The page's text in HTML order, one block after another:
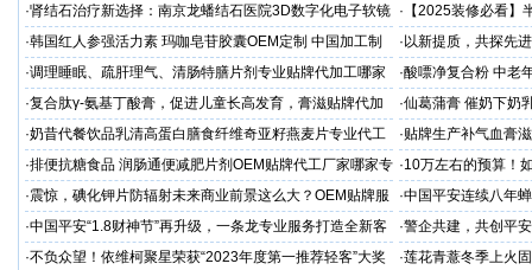
学备考之路
·肾结石治疗新选择：南京龙蟠结石医院3D数字化电子软镜
保肾取石术
· 【2025装修必看
你省下3万冤枉钱！
·韩国红人参强活力素 玛咖皂苷胶囊OEM定制 中国加工制
造商
· 以新提质，共探先
·调理睡眠、疏肝理气、清肠特膳片剂专业贴牌代加工哪家
专业
·酸嘌净复合粉 中老
·复合肽γ-氨基丁酸膏，促进儿童长高发育，膏滋贴牌代加
工厂家
·仙葛蒲膏 催奶下奶
家
·奶昔代餐饮品乳清高蛋白膳食纤维奇亚籽燕麦片专业代工
厂家
·贴牌生产补气血膏
·排便抗糖食品 润肠通便减肥片剂OEM贴牌代工厂家哪家专
业
·10万左右的预算！
·震惊，碘化钾片防辐射未来商业前景这么大？OEM贴牌服
务商
·中国平安连续八年
品牌"
·中国平安“1.8财神节”再升级，一条龙专业服务打造全新客
户体验
·警企共建，共创平
人才专项培训
·不负众望！依维柯聚星荣获“2023年度第一推荐轻客”大奖 ·莲花青薏冬季上火